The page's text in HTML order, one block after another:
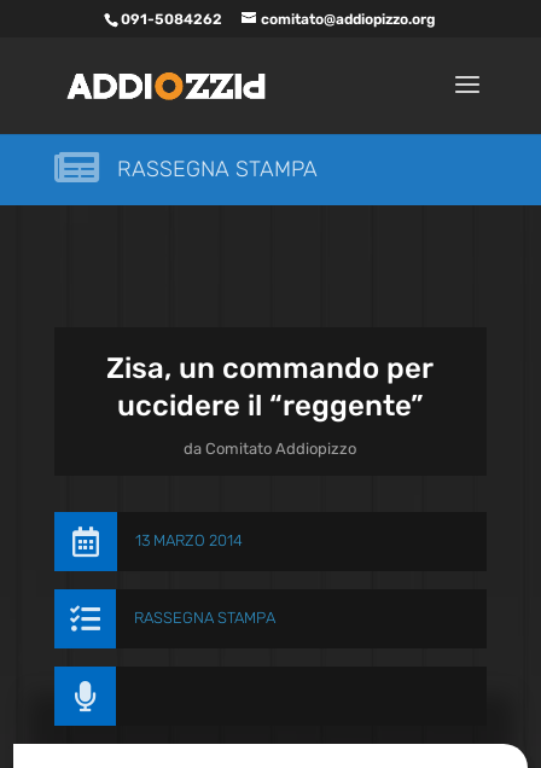
091-5084262 comitato@addiopizzo.org
 RASSEGNA STAMPA
Zisa, un commando per
uccidere il “reggente”
daComitato Addiopizzo
 13 MARZO 2014
 RASSEGNA STAMPA
